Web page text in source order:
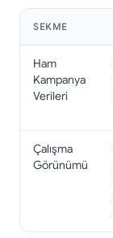
SEKME
Ham
Kampanya
Verileri
Çalışma
Görünümü